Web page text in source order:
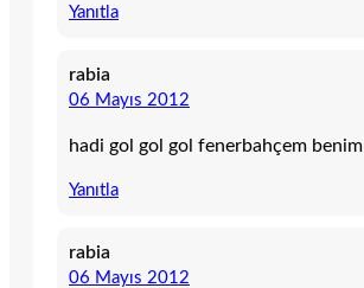
Yanıtla
rabia
06 Mayıs 2012
hadi gol gol gol fenerbahçem benim
Yanıtla
rabia
06 Mayıs 2012